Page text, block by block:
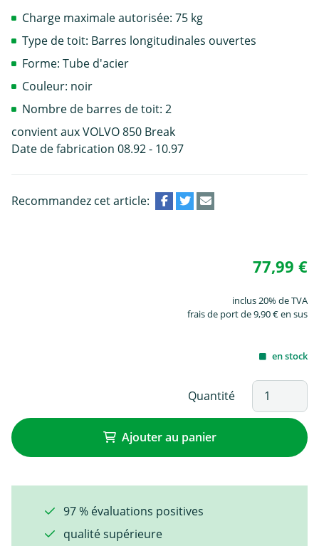
Charge maximale autorisée: 75 kg
Type de toit: Barres longitudinales ouvertes
Forme: Tube d'acier
Couleur: noir
Nombre de barres de toit: 2
convient aux VOLVO 850 Break
Date de fabrication 08.92 - 10.97
Recommandez cet article:
77,99 €
inclus 20% de TVA
frais de port de 9,90 € en sus
en stock
Quantité
Ajouter au panier
97 % évaluations positives
qualité supérieure